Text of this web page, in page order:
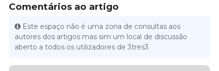
Comentários ao artigo
Este espaço não é uma zona de consultas aos
autores dos artigos mas sim um local de discussão
aberto a todos os utilizadores de 3tres3